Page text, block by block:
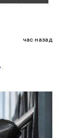
час назад